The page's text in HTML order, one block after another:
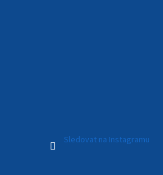
Sledovat na Instagramu